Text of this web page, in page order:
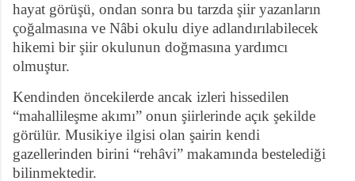
hayat görüşü, ondan sonra bu tarzda şiir yazanların
çoğalmasına ve Nâbi okulu diye adlandırılabilecek
hikemi bir şiir okulunun doğmasına yardımcı
olmuştur.
Kendinden öncekilerde ancak izleri hissedilen
“mahallileşme akımı” onun şiirlerinde açık şekilde
görülür. Musikiye ilgisi olan şairin kendi
gazellerinden birini “rehâvi” makamında bestelediği
bilinmektedir.